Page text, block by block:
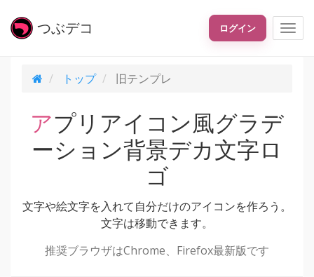
つぶデコ ログイン
トップ 旧テンプレ
アプリアイコン風グラデ
ーション背景デカ文字ロ
ゴ
文字や絵文字を入れて自分だけのアイコンを作ろう。
文字は移動できます。
推奨ブラウザはChrome、Firefox最新版です